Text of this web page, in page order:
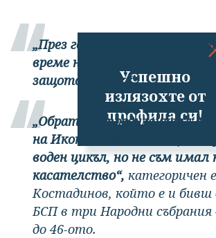
Успешно
излязохте от
профила си!
„През годините се развява,
време на време. Аз вече и не
защото е фейк.“
„Обратно – предизвиквал
на Икономическа полиция
воден цикъл, но не съм имал
касателство“, категоричен
Костадинов, който е и
БСП в три Народни
до 46-ото.